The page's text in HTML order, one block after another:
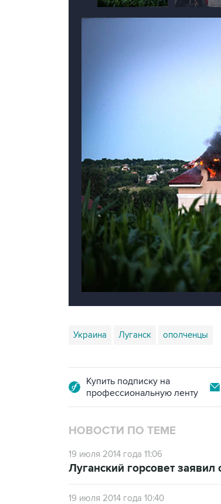
Украина Луганск ополченцы
Купить подписку на
профессиональную ленту
НОВОСТИ ПО ТЕМЕ
19 июля 2014 года 11:06
Луганский горсовет
19 июля 2014 года 10:40